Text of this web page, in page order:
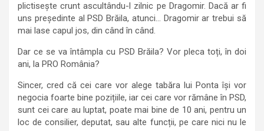
plictisește crunt ascultându-l zilnic pe Dragomir. Dacă ar fi
uns președinte al PSD Brăila, atunci… Dragomir ar trebui să
mai lase capul jos, din când în când.
Dar ce se va întâmpla cu PSD Brăila? Vor pleca toți, în doi
ani, la PRO România?
Sincer, cred că cei care vor alege tabăra lui Ponta își vor
negocia foarte bine pozițiile, iar cei care vor rămâne în PSD,
sunt cei care au luptat, poate mai bine de 10 ani, pentru un
loc de consilier, deputat, sau alte funcții, pe care nici nu le